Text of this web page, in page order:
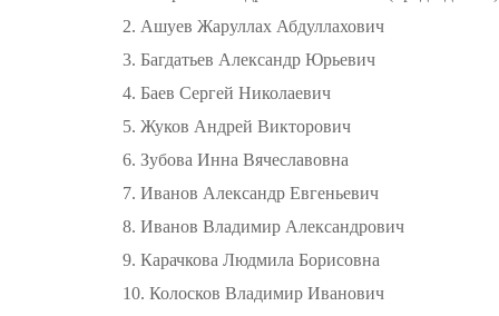
2. Ашуев Жаруллах Абдуллахович
3. Багдатьев Александр Юрьевич
4. Баев Сергей Николаевич
5. Жуков Андрей Викторович
6. Зубова Инна Вячеславовна
7. Иванов Александр Евгеньевич
8. Иванов Владимир Александрович
9. Карачкова Людмила Борисовна
10. Колосков Владимир Иванович